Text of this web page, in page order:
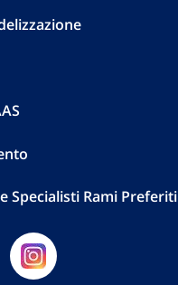
Specialisti Rami Preferiti